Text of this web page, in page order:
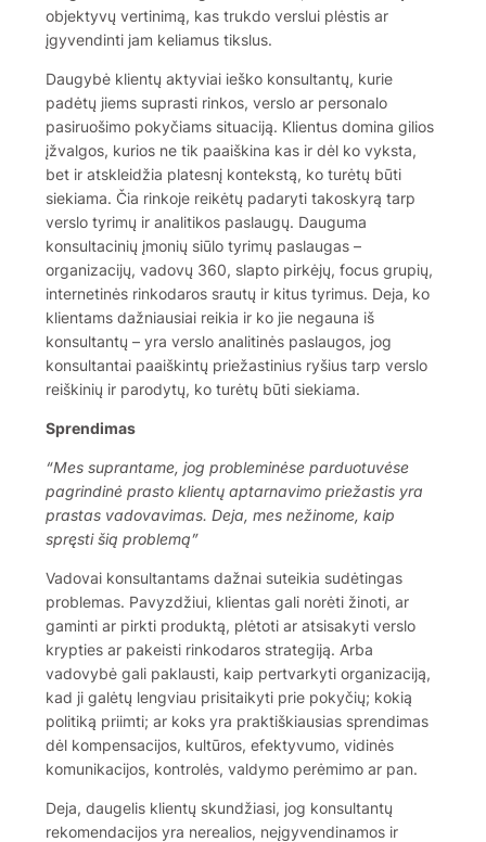
objektyvų vertinimą, kas trukdo verslui plėstis ar
įgyvendinti jam keliamus tikslus.
Daugybė klientų aktyviai ieško konsultantų, kurie
padėtų jiems suprasti rinkos, verslo ar personalo
pasiruošimo pokyčiams situaciją. Klientus domina gilios
įžvalgos, kurios ne tik paaiškina kas ir dėl ko vyksta,
bet ir atskleidžia platesnį kontekstą, ko turėtų būti
siekiama. Čia rinkoje reikėtų padaryti takoskyrą tarp
verslo tyrimų ir analitikos paslaugų. Dauguma
konsultacinių įmonių siūlo tyrimų paslaugas –
organizacijų, vadovų 360, slapto pirkėjų, focus grupių,
internetinės rinkodaros srautų ir kitus tyrimus. Deja, ko
klientams dažniausiai reikia ir ko jie negauna iš
konsultantų – yra verslo analitinės paslaugos, jog
konsultantai paaiškintų priežastinius ryšius tarp verslo
reiškinių ir parodytų, ko turėtų būti siekiama.
Sprendimas
“Mes suprantame, jog probleminėse parduotuvėse
pagrindinė prasto klientų aptarnavimo priežastis yra
prastas vadovavimas. Deja, mes nežinome, kaip
spręsti šią problemą”
Vadovai konsultantams dažnai suteikia sudėtingas
problemas. Pavyzdžiui, klientas gali norėti žinoti, ar
gaminti ar pirkti produktą, plėtoti ar atsisakyti verslo
krypties ar pakeisti rinkodaros strategiją. Arba
vadovybė gali paklausti, kaip pertvarkyti organizaciją,
kad ji galėtų lengviau prisitaikyti prie pokyčių; kokią
politiką priimti; ar koks yra praktiškiausias sprendimas
dėl kompensacijos, kultūros, efektyvumo, vidinės
komunikacijos, kontrolės, valdymo perėmimo ar pan.
Deja, daugelis klientų skundžiasi, jog konsultantų
rekomendacijos yra nerealios, neįgyvendinamos ir